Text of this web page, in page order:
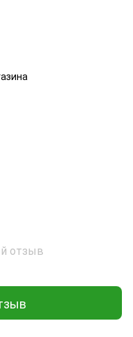
отзыв